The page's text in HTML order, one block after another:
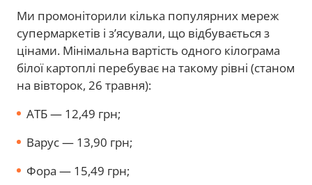
Ми промоніторили кілька популярних мереж
супермаркетів і з’ясували, що відбувається з
цінами. Мінімальна вартість одного кілограма
білої картоплі перебуває на такому рівні (станом
на вівторок, 26 травня):
АТБ — 12,49 грн;
Варус — 13,90 грн;
Фора — 15,49 грн;